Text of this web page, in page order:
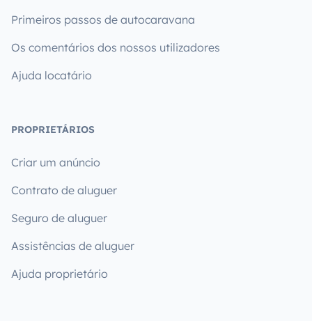
Primeiros passos de autocaravana
Os comentários dos nossos utilizadores
Ajuda locatário
PROPRIETÁRIOS
Criar um anúncio
Contrato de aluguer
Seguro de aluguer
Assistências de aluguer
Ajuda proprietário